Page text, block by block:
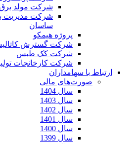
شرکت مولد
شرکت مدیریت
ساسان
پروژه هیمکو
شرکت گسترش
شرکت کک طبس
شرکت کارخانجات
ارتباط با سهامداران
صورت‌های مالی
سال 1404
سال 1403
سال 1402
سال 1401
سال 1400
سال 1399